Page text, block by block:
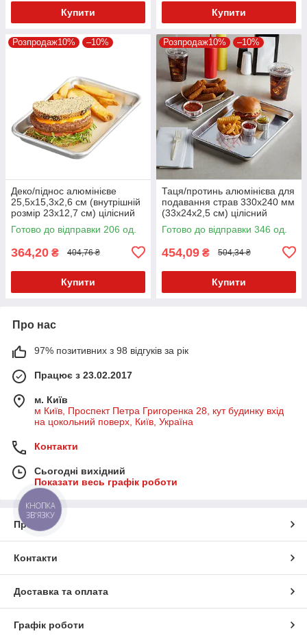
Купити Купити
Розпродаж10% –10%
Деко/піднос алюмінієве
25,5х15,3х2,6 см (внутрішній
розмір 23х12,7 см) цілісний
Kaap-prof
Готово до відправки 206 од.
364,20 ₴ 404,76 ₴
Купити
Розпродаж10% –10%
Таця/протинь алюмінієва для
подавання страв 330х240 мм
(33х24х2,5 см) цілісний
Готово до відправки 346 од.
454,09 ₴ 504,34 ₴
Купити
Про нас
97% позитивних з 98 відгуків за рік
Працює з 23.02.2017
м. Київ
м Київ, Проспект Петра Григоренка 28, кут будинку вхід
на цокольний поверх, Київ, Україна
Контакти
Сьогодні вихідний
Показати весь графік роботи
Про нас
Контакти
Доставка та оплата
Графік роботи
КНОПКА
ЗВ'ЯЗКУ